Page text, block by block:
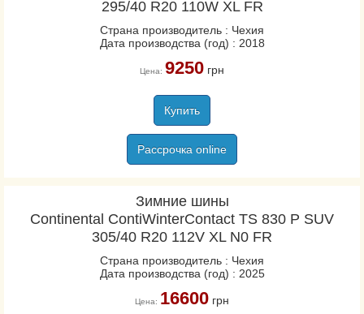
295/40 R20 110W XL FR
Страна производитель : Чехия
Дата производства (год) : 2018
Цена: 9250грн
Купить
Рассрочка online
Зимние шины
Continental ContiWinterContact TS 830 P SUV
305/40 R20 112V XL N0 FR
Страна производитель : Чехия
Дата производства (год) : 2025
Цена: 16600грн